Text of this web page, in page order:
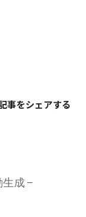
事をシェアする
生成